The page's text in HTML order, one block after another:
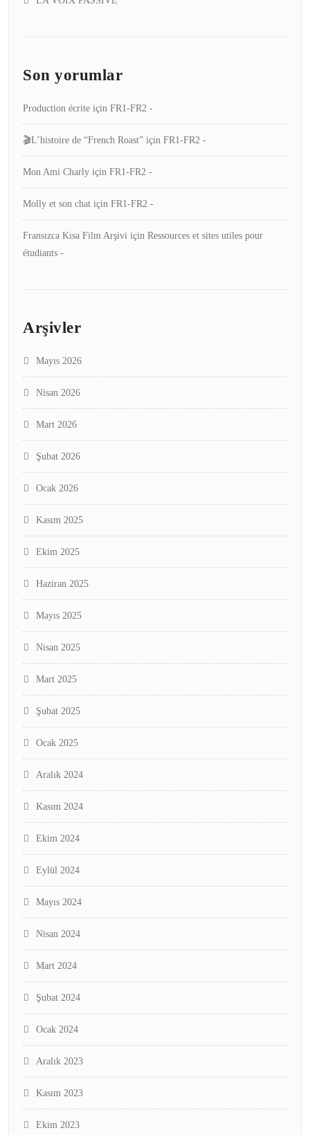
Son yorumlar
Production écrite için FR1-FR2 -
🎬L’histoire de “French Roast” için FR1-FR2 -
Mon Ami Charly için FR1-FR2 -
Molly et son chat için FR1-FR2 -
Fransızca Kısa Film Arşivi için Ressources et sites utiles pour
étudiants -
Arşivler
Mayıs 2026
Nisan 2026
Mart 2026
Şubat 2026
Ocak 2026
Kasım 2025
Ekim 2025
Haziran 2025
Mayıs 2025
Nisan 2025
Mart 2025
Şubat 2025
Ocak 2025
Aralık 2024
Kasım 2024
Ekim 2024
Eylül 2024
Mayıs 2024
Nisan 2024
Mart 2024
Şubat 2024
Ocak 2024
Aralık 2023
Kasım 2023
Ekim 2023